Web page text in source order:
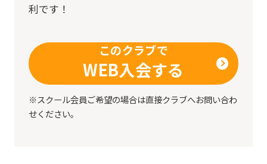
利です！
このクラブで
WEB入会する
※スクール会員ご希望の場合は直接クラブへお問い合わ
せください。